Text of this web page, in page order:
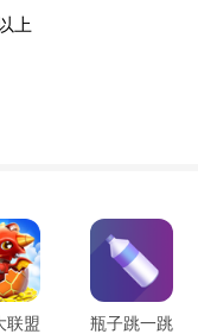
上
联盟 瓶子跳一跳